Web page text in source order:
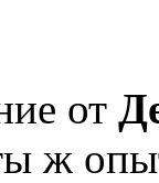
от
ж